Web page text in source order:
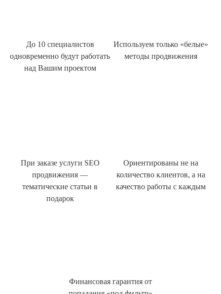
До 10 специалистов
одновременно будут работать
над Вашим проектом
Используем только «белые»
методы продвижения
При заказе услуги SEO
продвижения —
тематические статьи в
подарок
Ориентированы не на
количество клиентов, а на
качество работы с каждым
Финансовая гарантия от